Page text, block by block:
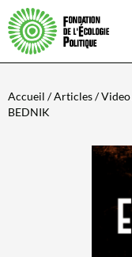
Accueil /Articles/Video
BEDNIK